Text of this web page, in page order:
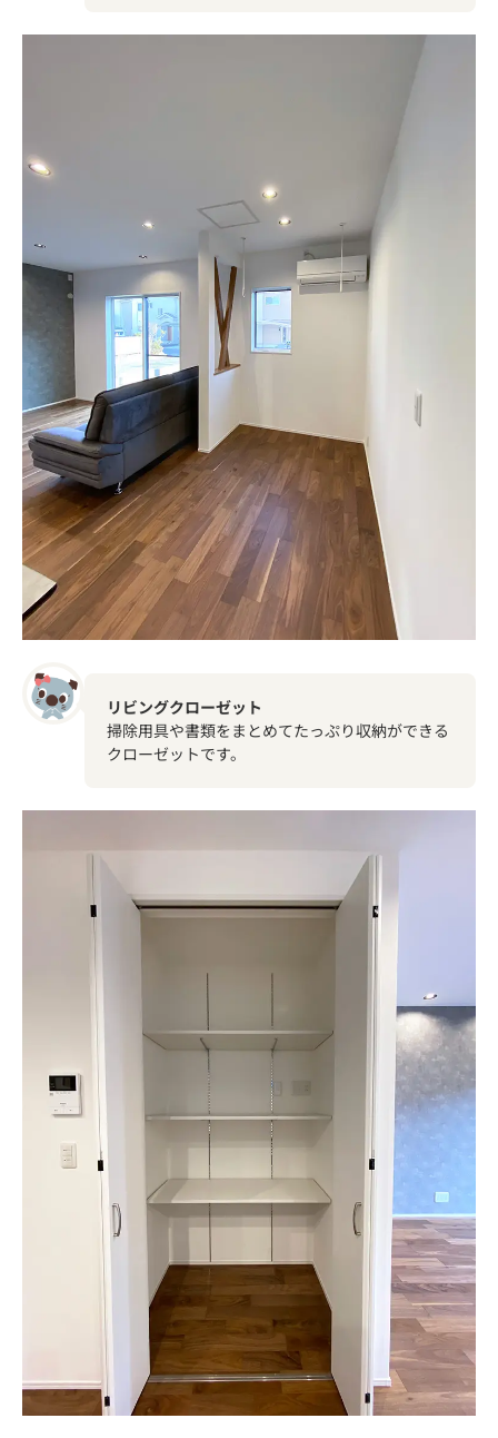
リビングクローゼット
掃除用具や書類をまとめてたっぷり収納ができる
クローゼットです。